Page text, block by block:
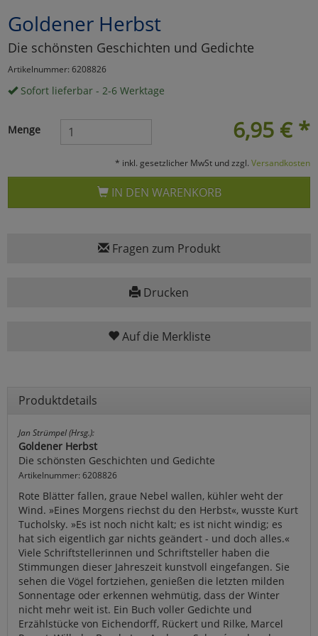
Goldener Herbst
Die schönsten Geschichten und Gedichte
Artikelnummer: 6208826
Sofort lieferbar - 2-6 Werktage
6,95 € *
Menge
* inkl. gesetzlicher MwSt und zzgl. Versandkosten
IN DEN WARENKORB
Fragen zum Produkt
Drucken
Auf die Merkliste
Produktdetails
Jan Strümpel (Hrsg.):
Goldener Herbst
Die schönsten Geschichten und Gedichte
Artikelnummer: 6208826
Rote Blätter fallen, graue Nebel wallen, kühler weht der
Wind. »Eines Morgens riechst du den Herbst«, wusste Kurt
Tucholsky. »Es ist noch nicht kalt; es ist nicht windig; es
hat sich eigentlich gar nichts geändert - und doch alles.«
Viele Schriftstellerinnen und Schriftsteller haben die
Stimmungen dieser Jahreszeit kunstvoll eingefangen. Sie
sehen die Vögel fortziehen, genießen die letzten milden
Sonnentage oder erkennen wehmütig, dass der Winter
nicht mehr weit ist. Ein Buch voller Gedichte und
Erzählstücke von Eichendorff, Rückert und Rilke, Marcel
Marketing
Umfragetools
Cookies
Alle Akzeptieren
Cookies
zurückzu Haupptseite